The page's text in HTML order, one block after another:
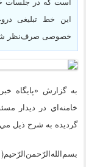
این خط تبلیغی
خصوصی صرف‌نظر
به گزارش «پايگاه
خامنه‌اي در ديدار
گرديده به شرح ذيل
بسم‌الله‌الرّحمن‌الرّحیم‌(۱)